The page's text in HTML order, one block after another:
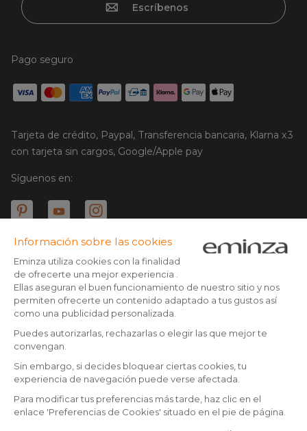
Escríbenos
Pago seguro
Tarjeta de crédito, Paypal, Transferencia bancaria, Klarna x3
con tarjeta sin cargos, Google/Apple pay
Síguenos en:
© Copyright 2025 Eminza | Derechos reservados |
ALEMANIA
DANMARK
ESP
* Tienes 30 días (a patir de la recepción o recogida de tu
paquete) para devolver los productos y ser reembolsado.
Excepto los paquetes voluminosos
** Todos los pedidos realizados antes de las 14:00 h son enviados
el mismo día